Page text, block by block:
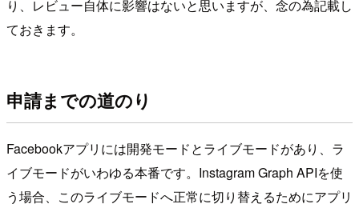
り、レビュー自体に影響はないと思いますが、念の為記載し
ておきます。
申請までの道のり
Facebookアプリには開発モードとライブモードがあり、ラ
イブモードがいわゆる本番です。Instagram Graph APIを使
う場合、このライブモードへ正常に切り替えるためにアプリ